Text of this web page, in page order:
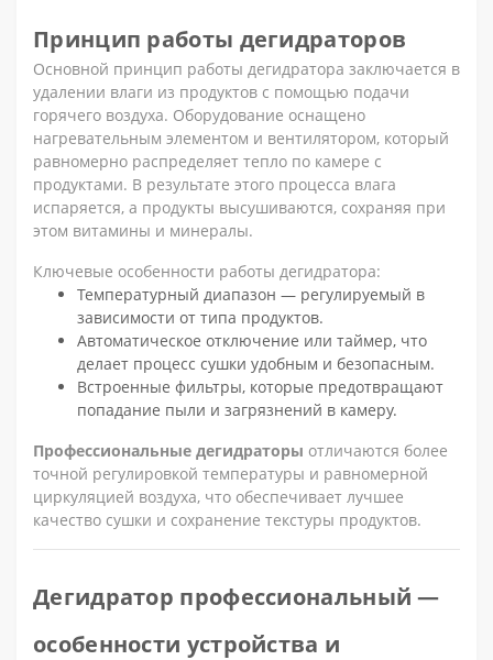
Принцип работы дегидраторов
Основной принцип работы дегидратора заключается в
удалении влаги из продуктов с помощью подачи
горячего воздуха. Оборудование оснащено
нагревательным элементом и вентилятором, который
равномерно распределяет тепло по камере с
продуктами. В результате этого процесса влага
испаряется, а продукты высушиваются, сохраняя при
этом витамины и минералы.
Ключевые особенности работы дегидратора:
Температурный диапазон — регулируемый в
зависимости от типа продуктов.
Автоматическое отключение или таймер, что
делает процесс сушки удобным и безопасным.
Встроенные фильтры, которые предотвращают
попадание пыли и загрязнений в камеру.
Профессиональные дегидраторы отличаются более
точной регулировкой температуры и равномерной
циркуляцией воздуха, что обеспечивает лучшее
качество сушки и сохранение текстуры продуктов.
Дегидратор профессиональный —
особенности устройства и